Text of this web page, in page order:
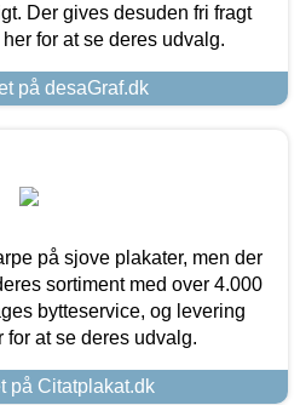
Der gives desuden fri fragt
for at se deres udvalg.
på desaGraf.dk
på sjove plakater, men der
sortiment med over 4.000
bytteservice, og levering
at se deres udvalg.
på Citatplakat.dk